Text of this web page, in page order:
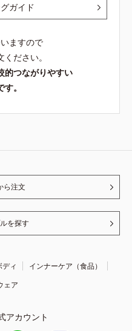
ガイド
ますので
ださい。
的つながりやすい
。
ら注文
を探す
ィ
インナーケア（食品）
ェア
アカウント